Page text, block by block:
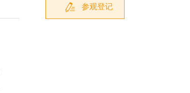
参观登记